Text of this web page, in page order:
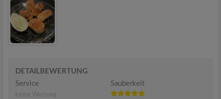
DETAILBEWERTUNG
Service
keine Wertung
Sauberkeit